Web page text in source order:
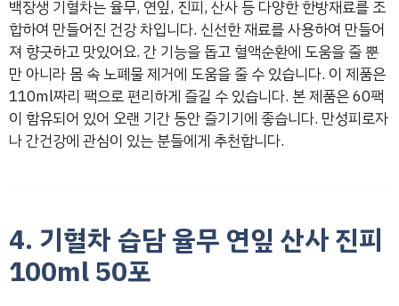
백장생 기혈차는 율무, 연잎, 진피, 산사 등 다양한 한방재료를 조
합하여 만들어진 건강 차입니다. 신선한 재료를 사용하여 만들어
져 향긋하고 맛있어요. 간 기능을 돕고 혈액순환에 도움을 줄 뿐
만 아니라 몸 속 노폐물 제거에 도움을 줄 수 있습니다. 이 제품은
110ml짜리 팩으로 편리하게 즐길 수 있습니다. 본 제품은 60팩
이 함유되어 있어 오랜 기간 동안 즐기기에 좋습니다. 만성피로자
나 간건강에 관심이 있는 분들에게 추천합니다.
4. 기혈차 습담 율무 연잎 산사 진피
100ml 50포